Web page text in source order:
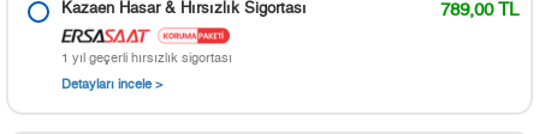
Kazaen Hasar & Hırsızlık Sigortası 789,00 TL
1 yıl geçerli hırsızlık sigortası
Detayları incele >